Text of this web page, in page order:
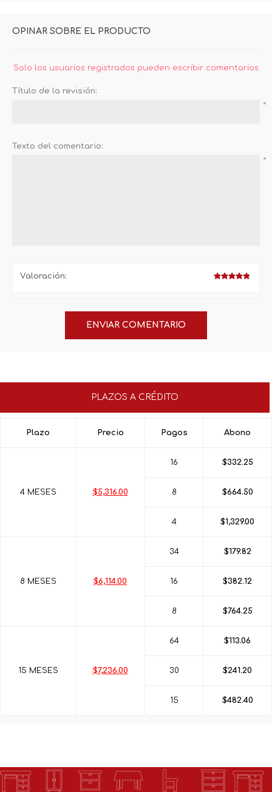
OPINAR SOBRE EL PRODUCTO
Solo los usuarios registrados pueden escribir comentarios
Título de la revisión:
*
Texto del comentario:
*
Valoración:
PLAZOS A CRÉDITO
Plazo Precio Pagos Abono
4 MESES $5,316.00
16 $332.25
8 $664.50
4 $1,329.00
8 MESES $6,114.00
34 $179.82
16 $382.12
8 $764.25
15 MESES $7,236.00
64 $113.06
30 $241.20
15 $482.40